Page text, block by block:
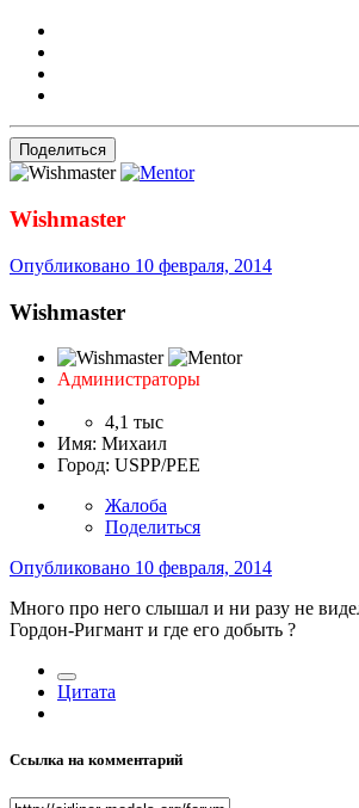
Поделиться
Wishmaster
Опубликовано 10 февраля, 2014
Wishmaster
Администраторы
4,1 тыс
Имя: Михаил
Город: USPP/PEE
Жалоба
Поделиться
Опубликовано 10 февраля, 2014
Много про него слышал и ни разу не
Гордон-Ригмант и где его добыть ?
Цитата
Ссылка на комментарий